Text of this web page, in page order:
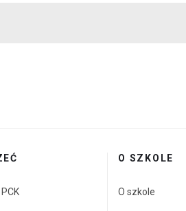
O SZKOLE
O szkole